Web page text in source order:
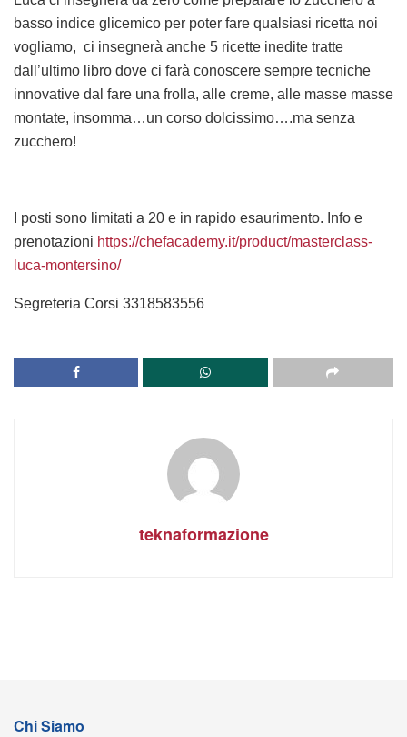
basso indice glicemico per poter fare qualsiasi ricetta noi
vogliamo, ci insegnerà anche 5 ricette inedite tratte
dall’ultimo libro dove ci farà conoscere sempre tecniche
innovative dal fare una frolla, alle creme, alle masse masse
montate, insomma…un corso dolcissimo….ma senza
zucchero!
I posti sono limitati a 20 e in rapido esaurimento. Info e
prenotazioni https://chefacademy.it/product/masterclass-
luca-montersino/
Segreteria Corsi 3318583556
teknaformazione
Chi Siamo